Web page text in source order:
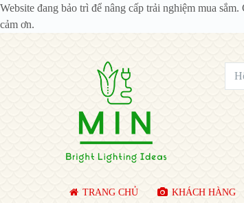
Website đang bảo trì để nâng cấp trải nghiệm mua
cảm ơn.
TRANG CHỦ KHÁCH HÀNG